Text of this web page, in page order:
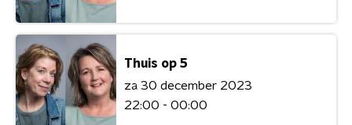
Thuis op 5
za 30 december 2023
22:00 - 00:00